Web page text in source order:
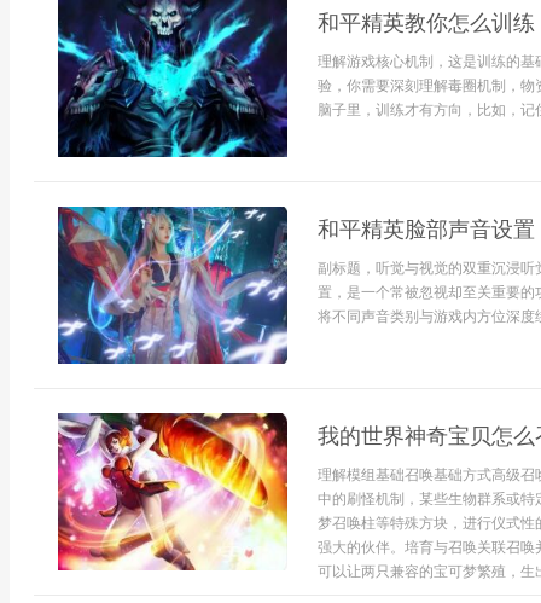
和平精英教你怎么训
理解游戏核心机制，这是训练的
验，你需要深刻理解毒圈机制，
脑子里，训练才有方向，比如，
和平精英脸部声音设
副标题，听觉与视觉的双重沉浸
置，是一个常被忽视却至关重要
将不同声音类别与游戏内方位深度
我的世界神奇宝贝怎
理解模组基础召唤基础方式高级
中的刷怪机制，某些生物群系或
梦召唤柱等特殊方块，进行仪式
强大的伙伴。培育与召唤关联召
可以让两只兼容的宝可梦繁殖，生